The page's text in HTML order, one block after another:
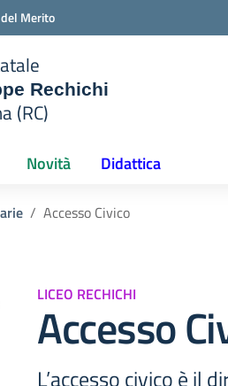
Merito
Rechichi
(RC)
Novità Didattica
Accesso Civico
LICEO RECHICHI
Accesso
L’accesso civico è il